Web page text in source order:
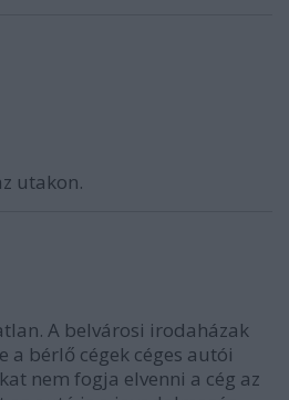
utakon.
A belvárosi irodaházak
bérlő cégek céges autói
nem fogja elvenni a cég az